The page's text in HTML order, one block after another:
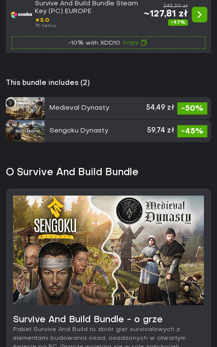
Survive And Build Bundle Steam
Key (PC) EUROPE
★5.0
7h temu
245,30 zł
~127,81 zł
-47%
-10% with XDD10 copy
This bundle includes (2)
Medieval Dynasty 54,49 zł -50%
Sengoku Dynasty 59,74 zł -45%
O Survive And Build Bundle
Survive And Build Bundle - o grze
Pakiet Survive And Build to zbiór gier survivalowych z
elementami budowania osad, osadzonych w otwartym